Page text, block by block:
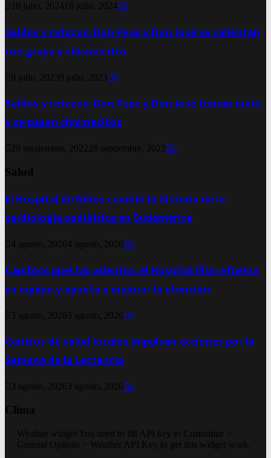
18 julio, 2024 18 julio, 2024 0
Saldos y retazos: Don Pepe y Don José se calientan
con grapa y chismecitos
9 julio, 20239 julio, 2023 0
Saldos y retazos: Don Pepe y Don José toman mate
y se pasan chismecitos
28 septiembre, 2022 28 septiembre, 2022 0
Salud
El Hospital de Niños cambió la historia de la
cardiología pediátrica en Sudamérica
4 agosto, 20264 agosto, 2026 0
Cambios puertas adentro: el Hospital Illia refuerza
su equipo y apunta a mejorar la atención
3 agosto, 2026 3 agosto, 2026 0
Centros de salud locales impulsan acciones por la
Semana de la Lactancia
3 agosto, 2026 3 agosto, 2026 0
Clima
Weather widget You need to fill API key to Customize >
General Options > Weather API Key to get this widget work.